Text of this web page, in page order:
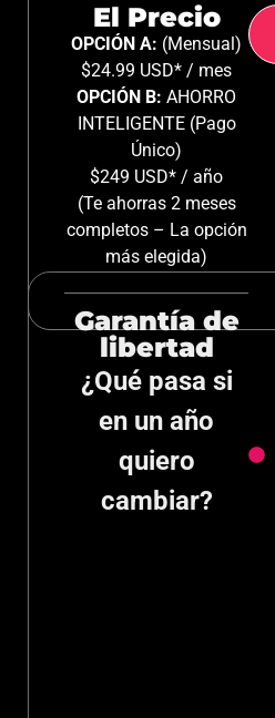
El Precio
OPCIÓN A: (Mensual)
$24.99 USD* / mes
OPCIÓN B: AHORRO
INTELIGENTE (Pago
Único)
$249 USD* / año
(Te ahorras 2 meses
completos – La opción
más elegida)
Garantía de
libertad
¿Qué pasa si
en un año
quiero